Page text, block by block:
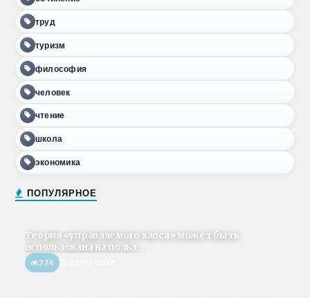
труд
туризм
философия
человек
чтение
школа
экономика
ПОПУЛЯРНОЕ
Теория «управляемого хаоса» может быть
использована на польз...
274